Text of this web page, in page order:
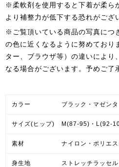
※柔軟剤を使用すると下着が柔ら
より補整力が低下する恐れがござ
※ご覧頂いている商品の写真につ
の色に近くなるように努めており
ター、ブラウザ等）の違いにより
なる場合がございます。予めご了
カラー ブラック・マゼン
サイズ(ヒップ) M(87-95)・L(92-
素材 ナイロン・ポリエ
身生地
ストレッチラッセ